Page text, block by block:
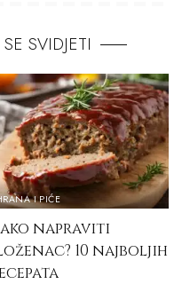
SVIDJETI
I PIĆE
napraviti
10 najboljih